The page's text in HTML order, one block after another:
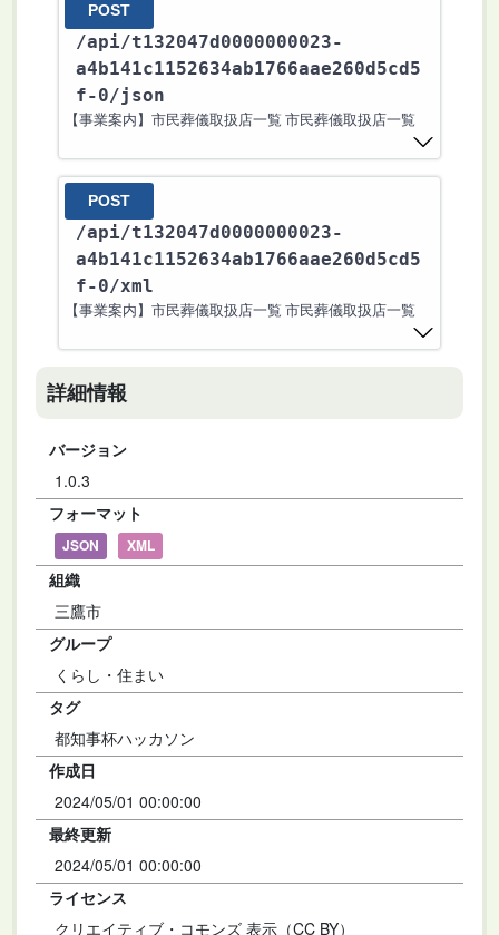
POST
/api/t132047d0000000023-
a4b141c1152634ab1766aae260d5cd5
f-0/json
【事業案内】市民葬儀取扱店一覧 市民葬儀取扱店一覧
POST
/api/t132047d0000000023-
a4b141c1152634ab1766aae260d5cd5
f-0/xml
【事業案内】市民葬儀取扱店一覧 市民葬儀取扱店一覧
詳細情報
バージョン
1.0.3
フォーマット
JSON XML
組織
三鷹市
グループ
くらし・住まい
タグ
都知事杯ハッカソン
作成日
2024/05/01 00:00:00
最終更新
2024/05/01 00:00:00
ライセンス
クリエイティブ・コモンズ 表示（CC BY）